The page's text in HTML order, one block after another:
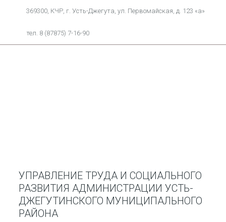
369300, КЧР, г. Усть-Джегута, ул. Первомайская, д. 123 «а»
тел. 8 (87875) 7-16-90
УПРАВЛЕНИЕ ТРУДА И СОЦИАЛЬНОГО
РАЗВИТИЯ АДМИНИСТРАЦИИ УСТЬ-
ДЖЕГУТИНСКОГО МУНИЦИПАЛЬНОГО
РАЙОНА